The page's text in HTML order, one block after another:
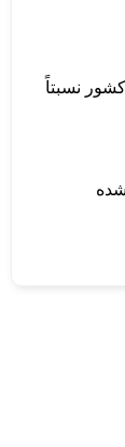
نسبتاً
شده